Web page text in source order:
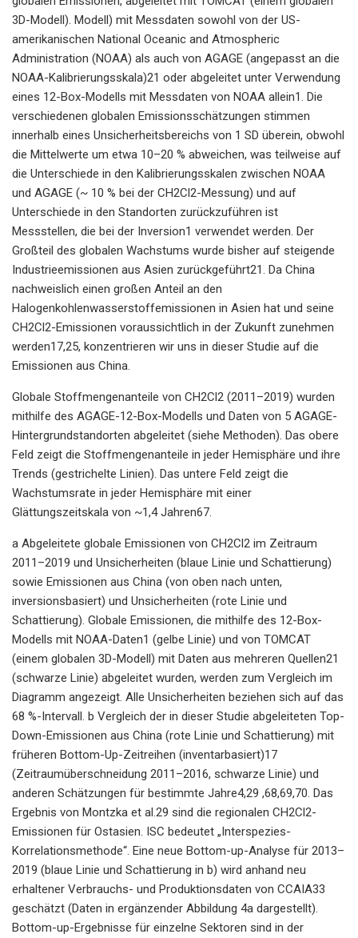
3D-Modell). Modell) mit Messdaten sowohl von der US-
amerikanischen National Oceanic and Atmospheric
Administration (NOAA) als auch von AGAGE (angepasst an die
NOAA-Kalibrierungsskala)21 oder abgeleitet unter Verwendung
eines 12-Box-Modells mit Messdaten von NOAA allein1. Die
verschiedenen globalen Emissionsschätzungen stimmen
innerhalb eines Unsicherheitsbereichs von 1 SD überein, obwohl
die Mittelwerte um etwa 10–20 % abweichen, was teilweise auf
die Unterschiede in den Kalibrierungsskalen zwischen NOAA
und AGAGE (~ 10 % bei der CH2Cl2-Messung) und auf
Unterschiede in den Standorten zurückzuführen ist
Messstellen, die bei der Inversion1 verwendet werden. Der
Großteil des globalen Wachstums wurde bisher auf steigende
Industrieemissionen aus Asien zurückgeführt21. Da China
nachweislich einen großen Anteil an den
Halogenkohlenwasserstoffemissionen in Asien hat und seine
CH2Cl2-Emissionen voraussichtlich in der Zukunft zunehmen
werden17,25, konzentrieren wir uns in dieser Studie auf die
Emissionen aus China.
Globale Stoffmengenanteile von CH2Cl2 (2011–2019) wurden
mithilfe des AGAGE-12-Box-Modells und Daten von 5 AGAGE-
Hintergrundstandorten abgeleitet (siehe Methoden). Das obere
Feld zeigt die Stoffmengenanteile in jeder Hemisphäre und ihre
Trends (gestrichelte Linien). Das untere Feld zeigt die
Wachstumsrate in jeder Hemisphäre mit einer
Glättungszeitskala von ~1,4 Jahren67.
a Abgeleitete globale Emissionen von CH2Cl2 im Zeitraum
2011–2019 und Unsicherheiten (blaue Linie und Schattierung)
sowie Emissionen aus China (von oben nach unten,
inversionsbasiert) und Unsicherheiten (rote Linie und
Schattierung). Globale Emissionen, die mithilfe des 12-Box-
Modells mit NOAA-Daten1 (gelbe Linie) und von TOMCAT
(einem globalen 3D-Modell) mit Daten aus mehreren Quellen21
(schwarze Linie) abgeleitet wurden, werden zum Vergleich im
Diagramm angezeigt. Alle Unsicherheiten beziehen sich auf das
68 %-Intervall. b Vergleich der in dieser Studie abgeleiteten Top-
Down-Emissionen aus China (rote Linie und Schattierung) mit
früheren Bottom-Up-Zeitreihen (inventarbasiert)17
(Zeitraumüberschneidung 2011–2016, schwarze Linie) und
anderen Schätzungen für bestimmte Jahre4,29 ,68,69,70. Das
Ergebnis von Montzka et al.29 sind die regionalen CH2Cl2-
Emissionen für Ostasien. ISC bedeutet „Interspezies-
Korrelationsmethode“. Eine neue Bottom-up-Analyse für 2013–
2019 (blaue Linie und Schattierung in b) wird anhand neu
erhaltener Verbrauchs- und Produktionsdaten von CCAIA33
geschätzt (Daten in ergänzender Abbildung 4a dargestellt).
Bottom-up-Ergebnisse für einzelne Sektoren sind in der